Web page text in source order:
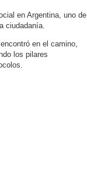
en Argentina, uno de
ciudadanía.
en el camino,
los pilares